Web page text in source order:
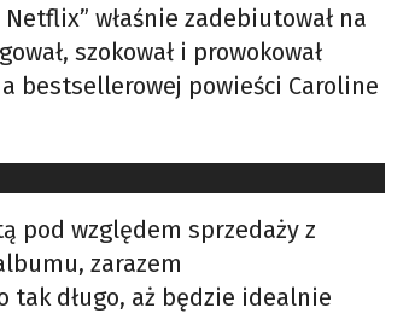
właśnie zadebiutował na
szokował i prowokował
bestsellerowej powieści Caroline
pod względem sprzedaży z
zarazem
tak długo, aż będzie idealnie